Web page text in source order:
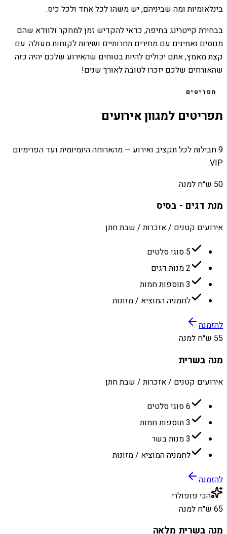
בינלאומיות ומה שביניהם, יש משהו לכל אחד ולכל כיס.
בבחירת קייטרינג בחיפה, כדאי להקדיש זמן למחקר ולוודא שהם
מנוסים ואמינים עם מחירים תחרותיים ושירות לקוחות מעולה. עם
קצת מאמץ, אתם יכולים להיות בטוחים שהאירוע שלכם יהיה כזה
שהאורחים שלכם יזכרו לטובה לאורך שנים!
תפריטים
תפריטים למגוון אירועים
9 חבילות לכל תקציב ואירוע — מהארוחה היומיומית ועד הפרימיום
VIP.
50 ש״ח למנה
מנת דגים - בסיס
אירועים קטנים / אזכרות / שבת חתן
5 סוגי סלטים
2 מנות דגים
3 תוספות חמות
לחמניה המוציא / מזונות
להזמנה
55 ש״ח למנה
מנה בשרית
אירועים קטנים / אזכרות / שבת חתן
6 סוגי סלטים
3 תוספות חמות
3 מנות בשר
לחמניה המוציא / מזונות
להזמנה
הכי פופולרי
65 ש״ח למנה
מנה בשרית מלאה